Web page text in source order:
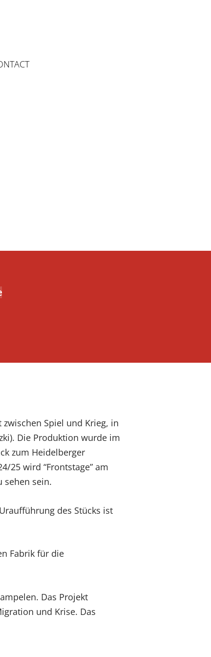
Spiel und Krieg, in
Die Produktion wurde im
zum Heidelberger
25 wird “Frontstage” am
sehen sein.
des Stücks ist
Fabrik für die
Das Projekt
und Krise. Das